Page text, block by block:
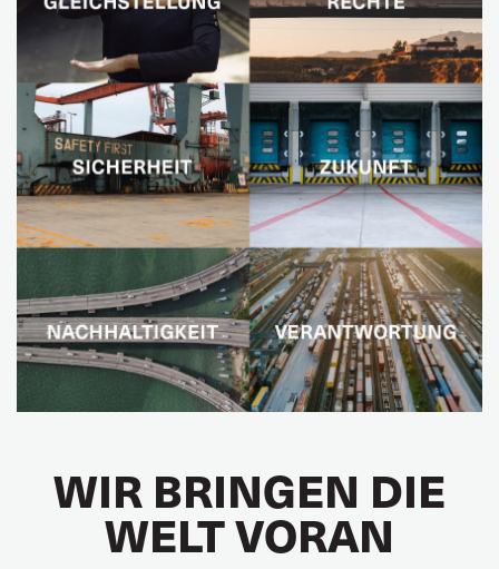
WIR BRINGEN DIE
WELT VORAN